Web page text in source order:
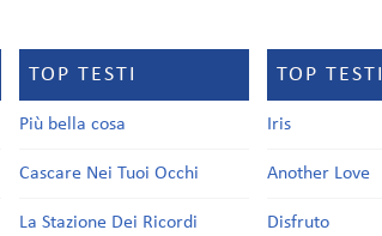
TOP TESTI
Più bella cosa
Cascare Nei Tuoi Occhi
La Stazione Dei Ricordi
TOP TESTI
Iris
Another Love
Disfruto